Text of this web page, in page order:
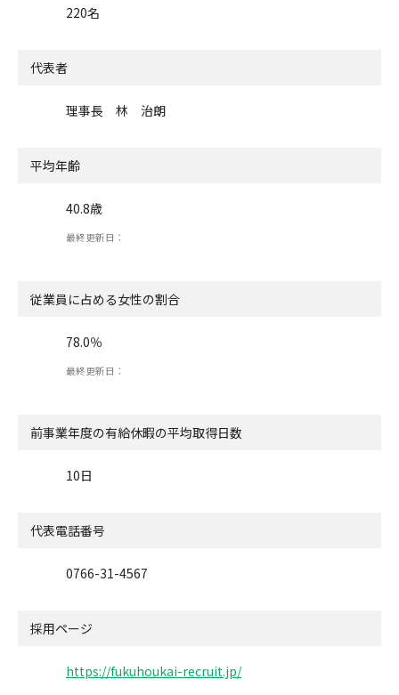
220名
代表者
理事長 林 治朗
平均年齢
40.8歳
最終更新日：
従業員に占める女性の割合
78.0％
最終更新日：
前事業年度の有給休暇の平均取得日数
10日
代表電話番号
0766-31-4567
採用ページ
https://fukuhoukai-recruit.jp/